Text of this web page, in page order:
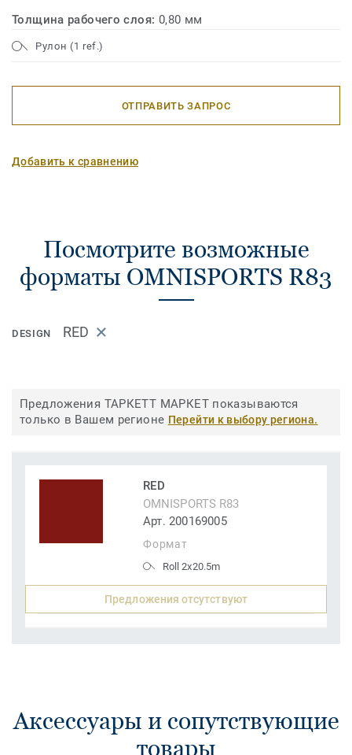
Толщина рабочего слоя: 0,80 мм
Рулон (1 ref.)
ОТПРАВИТЬ ЗАПРОС
Добавить к сравнению
Посмотрите возможные
форматы OMNISPORTS R83
DESIGN RED
Предложения ТАРКЕТТ МАРКЕТ показываются
только в Вашем регионе Перейти к выбору региона.
RED
OMNISPORTS R83
Арт. 200169005
Формат
Roll 2x20.5m
Предложения отсутствуют
Аксессуары и сопутствующие
товары